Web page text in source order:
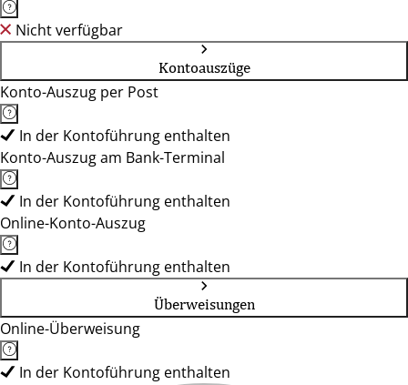
Nicht verfügbar
Kontoauszüge
Konto-Auszug per Post
In der Kontoführung enthalten
Konto-Auszug am Bank-Terminal
In der Kontoführung enthalten
Online-Konto-Auszug
In der Kontoführung enthalten
Überweisungen
Online-Überweisung
In der Kontoführung enthalten